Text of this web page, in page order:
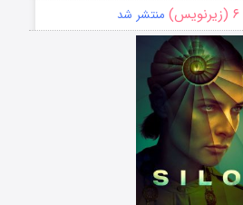
۶ (زیرنویس) منتشر شد